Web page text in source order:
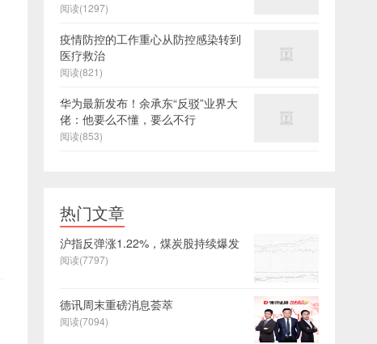
阅读(1297)
疫情防控的工作重心从防控感染转到
医疗救治
阅读(821)
华为最新发布！余承东“反驳”业界大
佬：他要么不懂，要么不行
阅读(853)
热门文章
沪指反弹涨1.22%，煤炭股持续爆发
阅读(7797)
德讯周末重磅消息荟萃
阅读(7094)